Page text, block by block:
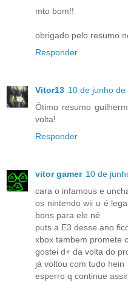
mto bom!!
obrigado pelo resumo
Responder
Vitor13 10 de junho
Ótimo resumo
volta!
Responder
vitor gamer 10 de
cara o infamous e
os nintendo wii u é
bons para ele né
puts a E3 desse ano
xbox tambem promete
gostei d+ da volta do
já voltou com tudo hein
esperro q continue